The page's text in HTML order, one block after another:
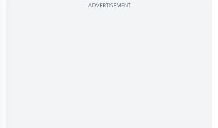
ADVERTISEMENT